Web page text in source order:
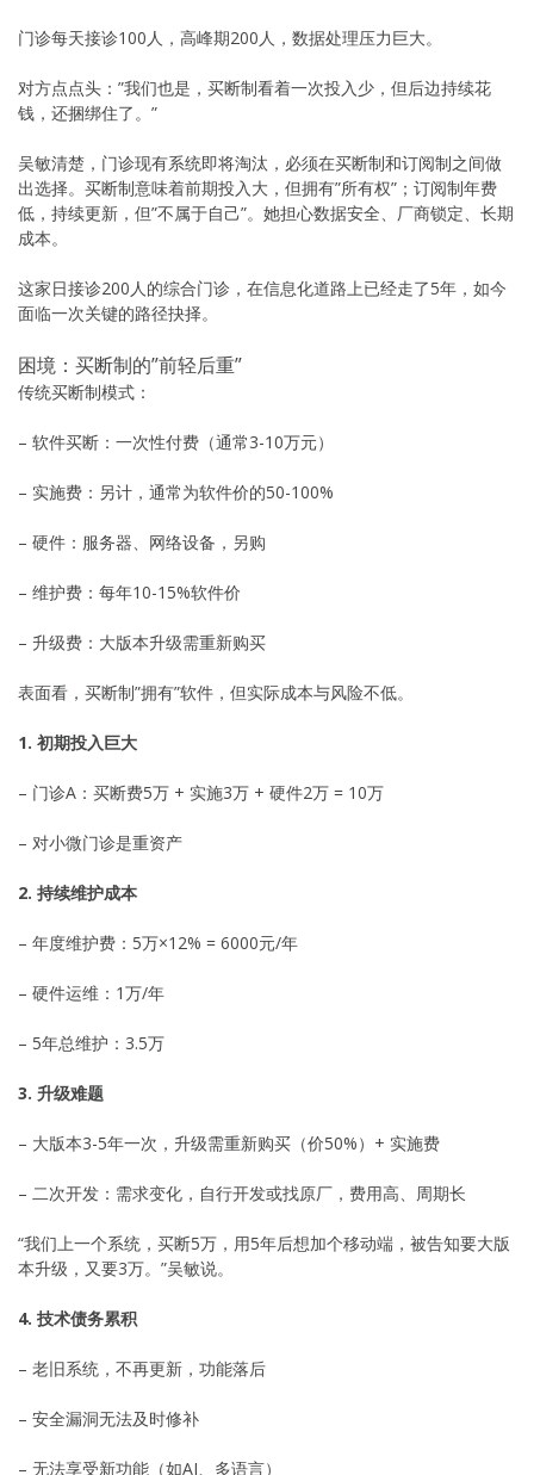
门诊每天接诊100人，高峰期200人，数据处理压力巨大。
对方点点头：”我们也是，买断制看着一次投入少，但后边持续花
钱，还捆绑住了。”
吴敏清楚，门诊现有系统即将淘汰，必须在买断制和订阅制之间做
出选择。买断制意味着前期投入大，但拥有”所有权”；订阅制年费
低，持续更新，但”不属于自己”。她担心数据安全、厂商锁定、长期
成本。
这家日接诊200人的综合门诊，在信息化道路上已经走了5年，如今
面临一次关键的路径抉择。
困境：买断制的”前轻后重”
传统买断制模式：
– 软件买断：一次性付费（通常3-10万元）
– 实施费：另计，通常为软件价的50-100%
– 硬件：服务器、网络设备，另购
– 维护费：每年10-15%软件价
– 升级费：大版本升级需重新购买
表面看，买断制”拥有”软件，但实际成本与风险不低。
1. 初期投入巨大
– 门诊A：买断费5万 + 实施3万 + 硬件2万 = 10万
– 对小微门诊是重资产
2. 持续维护成本
– 年度维护费：5万×12% = 6000元/年
– 硬件运维：1万/年
– 5年总维护：3.5万
3. 升级难题
– 大版本3-5年一次，升级需重新购买（价50%）+ 实施费
– 二次开发：需求变化，自行开发或找原厂，费用高、周期长
“我们上一个系统，买断5万，用5年后想加个移动端，被告知要大版
本升级，又要3万。”吴敏说。
4. 技术债务累积
– 老旧系统，不再更新，功能落后
– 安全漏洞无法及时修补
– 无法享受新功能（如AI、多语言）